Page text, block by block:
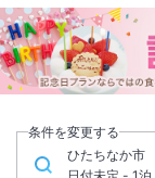
条件を変更する
ひたちなか市